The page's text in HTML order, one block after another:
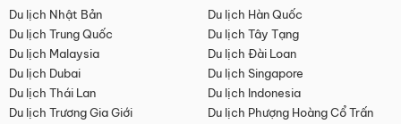
Du lịch Nhật Bản
Du lịch Hàn Quốc
Du lịch Trung Quốc
Du lịch Tây Tạng
Du lịch Malaysia
Du lịch Đài Loan
Du lịch Dubai
Du lịch Singapore
Du lịch Thái Lan
Du lịch Indonesia
Du lịch Trương Gia Giới
Du lịch Phượng Hoàng Cổ Trấn